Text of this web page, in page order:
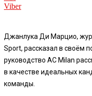
Viber
Джанлука Ди Марцио,
Sport, рассказал в своём
руководство AC Milan
в качестве идеальных
команды.